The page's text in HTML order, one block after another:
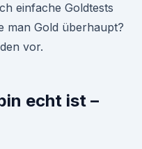
einfache Goldtests
man Gold überhaupt?
vor.
echt ist –